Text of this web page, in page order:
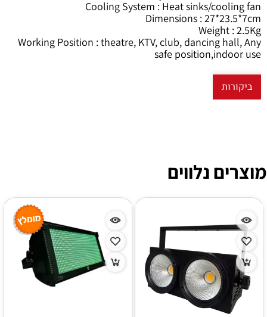
Cooling System : Heat sinks/cooling fan
Dimensions : 27*23.5*7cm
Weight : 2.5Kg
Working Position : theatre, KTV, club, dancing hall, Any
safe position,indoor use
ביקורות
מוצרים נלווים